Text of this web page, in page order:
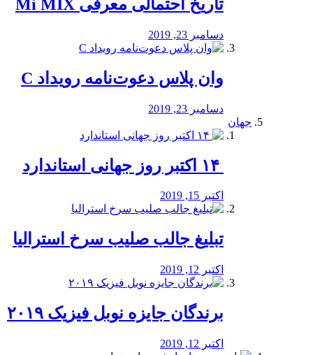
تاریخ احتمالی معرفی Mi MIX
دسامبر 23, 2019
وان پلاس دعوت‌نامه رویداد C
دسامبر 23, 2019
جهان
اکتبر 15, 2019
تبلیغ جالب صلیب سرخ استرالیا
اکتبر 12, 2019
برندگان جایزه نوبل فیزیک ۲۰۱۹
اکتبر 12, 2019